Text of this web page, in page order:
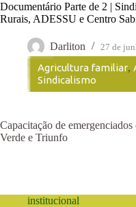
Documentário Parte de 2 |
Rurais, ADESSU e Centro
Darliton 27 de
Agricultura familiar,
Sindicalismo
Capacitação de
Verde e Triunfo
institucional